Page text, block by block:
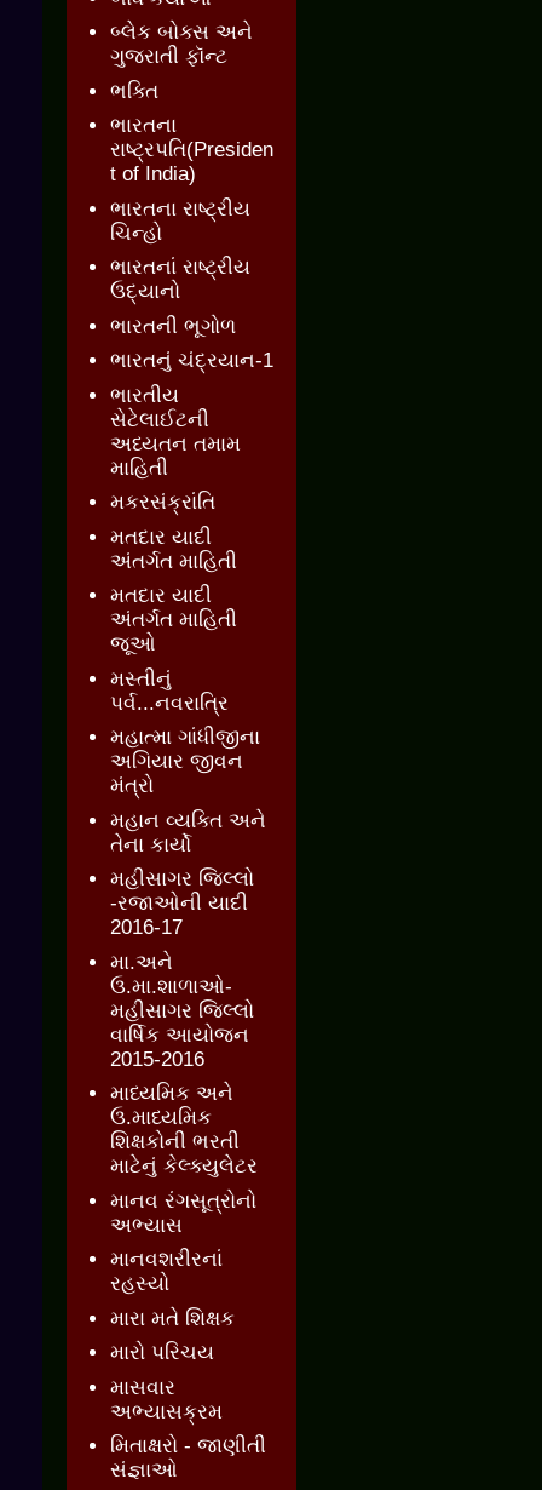
બ્લેક બોક્સ અને
ગુજરાતી ફૉન્ટ
ભક્તિ
ભારતના
રાષ્ટ્રપતિ(Presiden
t of India)
ભારતના રાષ્ટ્રીય
ચિન્હો
ભારતનાં રાષ્ટ્રીય
ઉદ્યાનો
ભારતની ભૂગોળ
ભારતનું ચંદ્રયાન-1
ભારતીય
સેટેલાઈટની
અધ્યતન તમામ
માહિતી
મકરસંક્રાંતિ
મતદાર યાદી
અંતર્ગત માહિતી
મતદાર યાદી
અંતર્ગત માહિતી
જૂઓ
મસ્તીનું
પર્વ...નવરાત્રિ
મહાત્મા ગાંધીજીના
અગિયાર જીવન
મંત્રો
મહાન વ્યક્તિ અને
તેના કાર્યો
મહીસાગર જિલ્લો
-રજાઓની યાદી
2016-17
મા.અને
ઉ.મા.શાળાઓ-
મહીસાગર જિલ્લો
વાર્ષિક આયોજન
2015-2016
માધ્યમિક અને
ઉ.માધ્યમિક
શિક્ષકોની ભરતી
માટેનું કેલ્ક્યુલેટર
માનવ રંગસૂત્રોનો
અભ્યાસ
માનવશરીરનાં
રહસ્યો
મારા મતે શિક્ષક
મારો પરિચય
માસવાર
અભ્યાસક્રમ
મિતાક્ષરો - જાણીતી
સંજ્ઞાઓ